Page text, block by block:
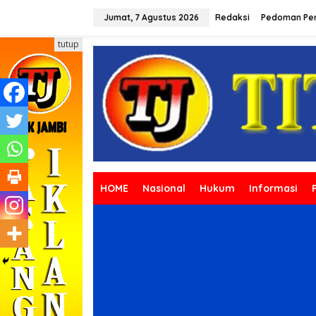
k
e
k
n
Jumat, 7 Agustus 2026 Redaksi Pedoman
HOME Nasional Hukum Informasi
tutup